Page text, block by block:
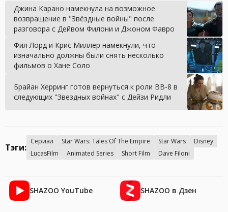
Джина Карано намекнула на возможное
возвращение в "Звёздные войны" после
разговора с Дейвом Филони и Джоном Фавро
Фил Лорд и Крис Миллер намекнули, что
изначально должны были снять несколько
фильмов о Хане Соло
Брайан Херринг готов вернуться к роли BB-8 в
следующих "Звездных войнах" с Дейзи Ридли
Тэги:
Сериал Star Wars: Tales Of The Empire Star Wars
Disney
LucasFilm
Animated Series Short Film Dave Filoni
SHAZOO YouTube SHAZOO в Дзен